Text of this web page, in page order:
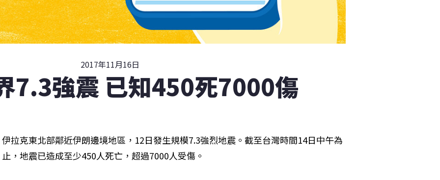
2017年11月16日
7.3強震 已知450死7000傷
伊拉克東北部鄰近伊朗邊境地區，12日發生規模7.3強烈地震。截至台灣時間14日中午為
止，地震已造成至少450人死亡，超過7000人受傷。